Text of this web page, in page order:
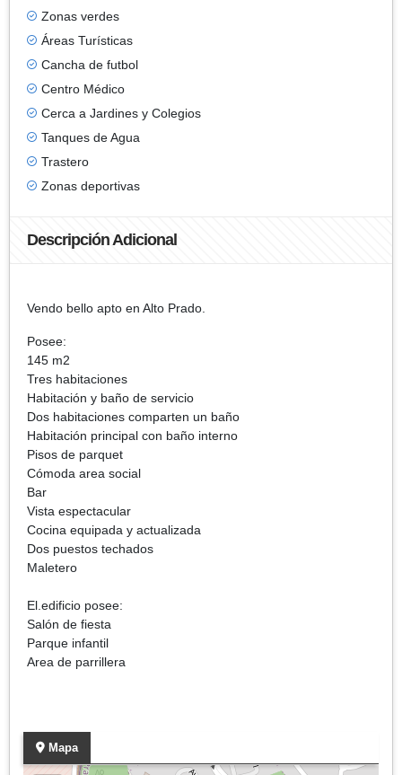
Zonas verdes
Áreas Turísticas
Cancha de futbol
Centro Médico
Cerca a Jardines y Colegios
Tanques de Agua
Trastero
Zonas deportivas
Descripción Adicional
Vendo bello apto en Alto Prado.
Posee:
145 m2
Tres habitaciones
Habitación y baño de servicio
Dos habitaciones comparten un baño
Habitación principal con baño interno
Pisos de parquet
Cómoda area social
Bar
Vista espectacular
Cocina equipada y actualizada
Dos puestos techados
Maletero
El.edificio posee:
Salón de fiesta
Parque infantil
Area de parrillera
Mapa